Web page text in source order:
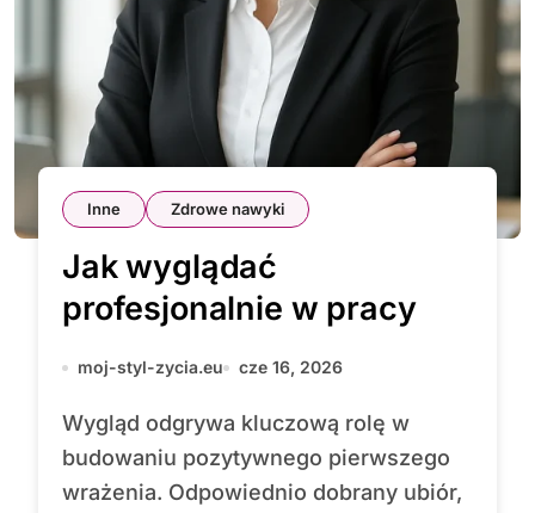
Inne Zdrowe nawyki
Jak wyglądać
profesjonalnie w pracy
moj-styl-zycia.eu cze 16, 2026
Wygląd odgrywa kluczową rolę w
budowaniu pozytywnego pierwszego
wrażenia. Odpowiednio dobrany ubiór,